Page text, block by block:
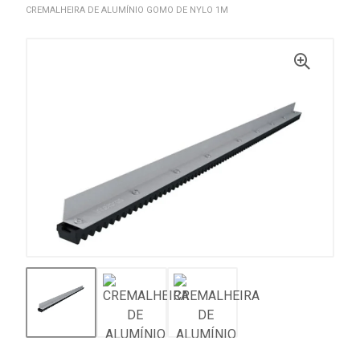
CREMALHEIRA DE ALUMÍNIO GOMO DE NYLO 1M